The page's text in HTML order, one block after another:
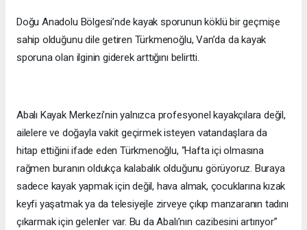
Doğu Anadolu Bölgesi’nde kayak sporunun köklü bir geçmişe
sahip olduğunu dile getiren Türkmenoğlu, Van’da da kayak
sporuna olan ilginin giderek arttığını belirtti.
Abalı Kayak Merkezi’nin yalnızca profesyonel kayakçılara değil,
ailelere ve doğayla vakit geçirmek isteyen vatandaşlara da
hitap ettiğini ifade eden Türkmenoğlu, “Hafta içi olmasına
rağmen buranın oldukça kalabalık olduğunu görüyoruz. Buraya
sadece kayak yapmak için değil, hava almak, çocuklarına kızak
keyfi yaşatmak ya da telesiyejle zirveye çıkıp manzaranın tadını
çıkarmak için gelenler var. Bu da Abalı’nın cazibesini artırıyor”